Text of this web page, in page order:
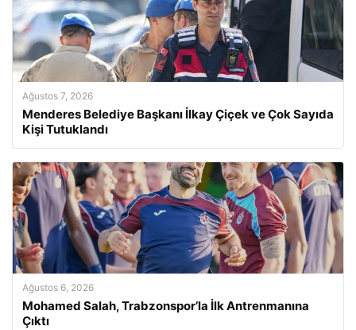
Ağustos 7, 2026
Menderes Belediye Başkanı İlkay Çiçek ve Çok Sayıda
Kişi Tutuklandı
Ağustos 6, 2026
Mohamed Salah, Trabzonspor’la İlk Antrenmanına
Çıktı